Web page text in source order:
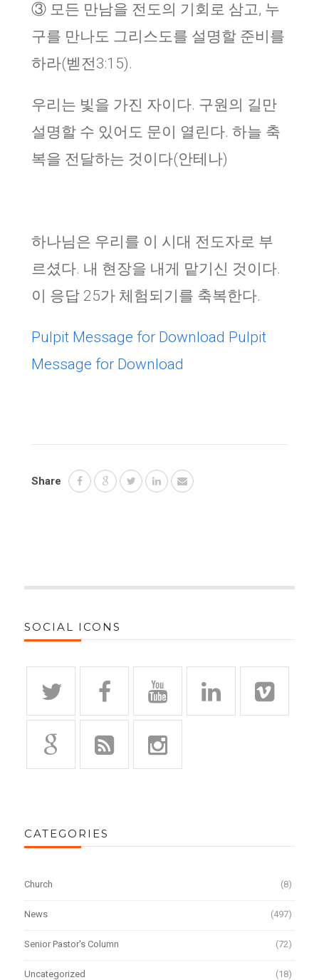
③ 모든 만남을 전도의 기회로 삼고, 누
구를 만나도 그리스도를 설명할 준비를
하라(벧전3:15).
우리는 빛을 가진 자이다. 구원의 길만
설명할 수 있어도 문이 열린다. 하늘 축
복을 전달하는 것이다(안테나)
하나님은 우리를 이 시대 전도자로 부
르셨다. 내 현장을 내게 맡기신 것이다.
이 응답 25가 체험되기를 축복한다.
Pulpit Message for Download Pulpit
Message for Download
Share
SOCIAL ICONS
CATEGORIES
Church (8)
News (497)
Senior Pastor's Column (72)
Uncategorized (18)